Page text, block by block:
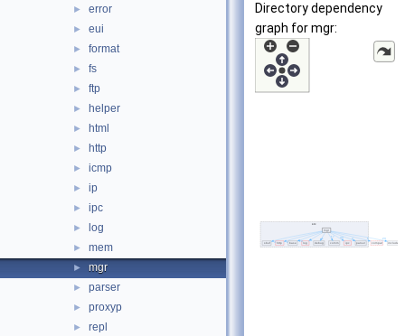
► error
► eui
► format
► fs
► ftp
► helper
► html
► http
► icmp
► ip
► ipc
► log
► mem
► mgr
► parser
► proxyp
► repl
Directory dependency
graph for mgr: